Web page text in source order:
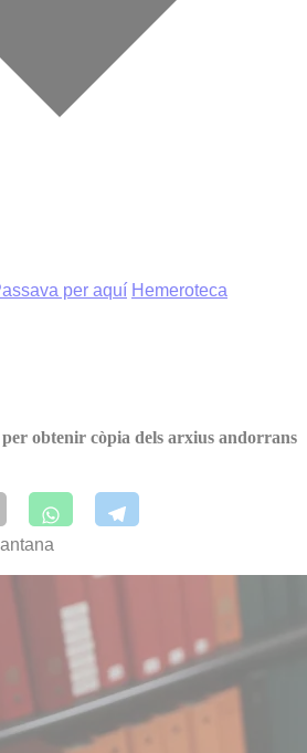
per aquí Hemeroteca
obtenir còpia dels arxius andorrans